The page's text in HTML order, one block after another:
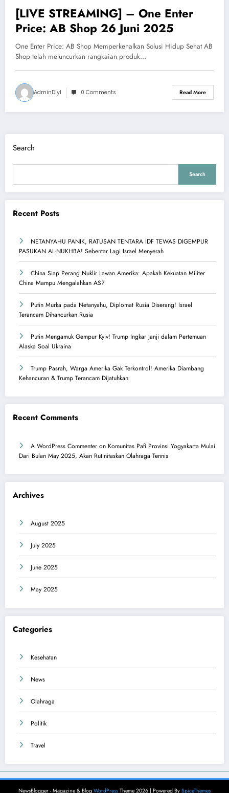
[LIVE STREAMING] – One Enter
Price: AB Shop 26 Juni 2025
One Enter Price: AB Shop Memperkenalkan Solusi Hidup Sehat AB
Shop telah meluncurkan rangkaian produk…
AdminDiy1 0 Comments Read More
Search
Search
Recent Posts
NETANYAHU PANIK, RATUSAN TENTARA IDF TEWAS DIGEMPUR
PASUKAN AL-NUKHBA! Sebentar Lagi Israel Menyerah
China Siap Perang Nuklir Lawan Amerika: Apakah Kekuatan Militer
China Mampu Mengalahkan AS?
Putin Murka pada Netanyahu, Diplomat Rusia Diserang! Israel
Terancam Dihancurkan Rusia
Putin Mengamuk Gempur Kyiv! Trump Ingkar Janji dalam Pertemuan
Alaska Soal Ukraina
Trump Pasrah, Warga Amerika Gak Terkontrol! Amerika Diambang
Kehancuran & Trump Terancam Dijatuhkan
Recent Comments
A WordPress Commenter on Komunitas Pafi Provinsi Yogyakarta Mulai
Dari Bulan May 2025, Akan Rutinitaskan Olahraga Tennis
Archives
August 2025
July 2025
June 2025
May 2025
Categories
Kesehatan
News
Olahraga
Politik
Travel
NewsBlogger - Magazine & Blog WordPress Theme 2026 | Powered By SpiceThemes